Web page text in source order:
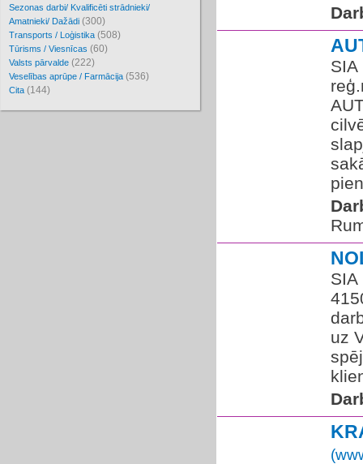
Sezonas darbi/ Kvalificēti strādnieki/
Amatnieki/ Dažādi (300)
Transports / Loģistika (508)
Tūrisms / Viesnīcas (60)
Valsts pārvalde (222)
Veselības aprūpe / Farmācija (536)
Cita (144)
​SIA
SIA
uz